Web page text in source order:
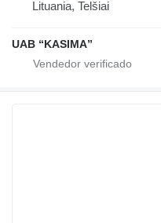
Lituania, Telšiai
UAB “KASIMA”